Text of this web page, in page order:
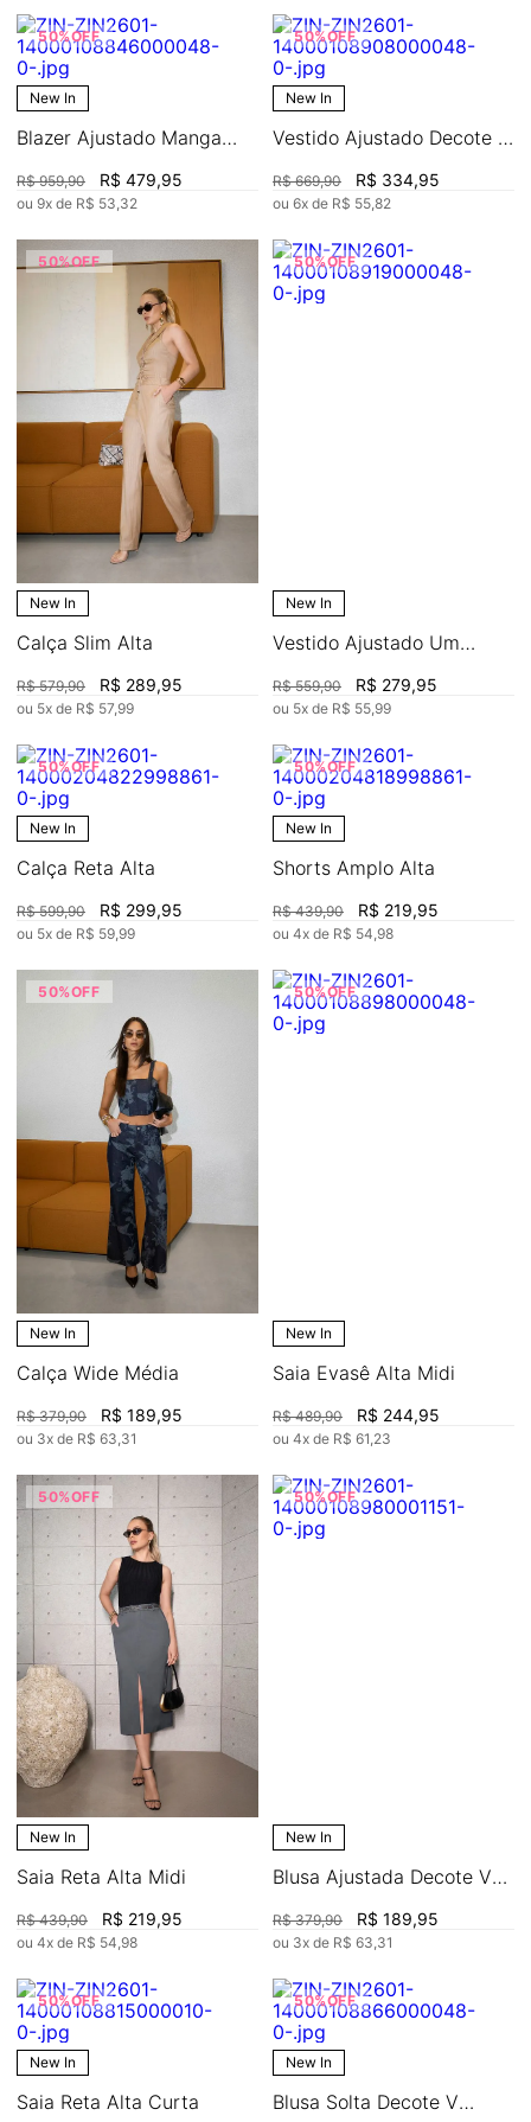
50%OFF
New In
Blazer Ajustado Manga
R$ 959,90 R$ 479,95
ou 9x de R$ 53,32
50%OFF
New In
Vestido Ajustado Decote V
R$ 669,90 R$ 334,95
ou 6x de R$ 55,82
50%OFF
New In
Calça Slim Alta
R$ 579,90 R$ 289,95
ou 5x de R$ 57 99
50%OFF
New In
Vestido Ajustado Um
Curto
R$ 559,90 R$ 279,95
ou 5x de R$ 55 99
50%OFF
New In
Calça Reta Alta
R$ 599,90 R$ 299,95
ou 5x de R$ 59 99
50%OFF
New In
Shorts Amplo Alta
R$ 439,90 R$ 219,95
ou 4x de R$ 54 98
50%OFF
New In
Calça Wide Média
R$ 379,90 R$ 189,95
ou 3x de R$ 63 31
50%OFF
New In
Saia Evasê Alta Midi
R$ 489,90 R$ 244,95
ou 4x de R$ 61 23
50%OFF
New In
Saia Reta Alta Midi
R$ 439,90 R$ 219,95
ou 4x de R$ 54,98
50%OFF
New In
Blusa Ajustada Decote V
R$ 379,90 R$ 189,95
ou 3x de R$ 63,31
50%OFF
New In
Saia Reta Alta Curta
50%OFF
New In
Blusa Solta Decote V